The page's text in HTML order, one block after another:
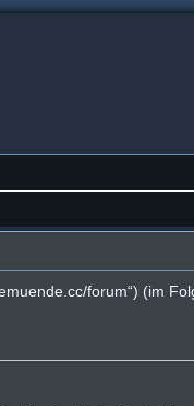
forum“) (im